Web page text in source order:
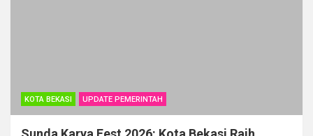
KOTA BEKASI UPDATE PEMERINTAH